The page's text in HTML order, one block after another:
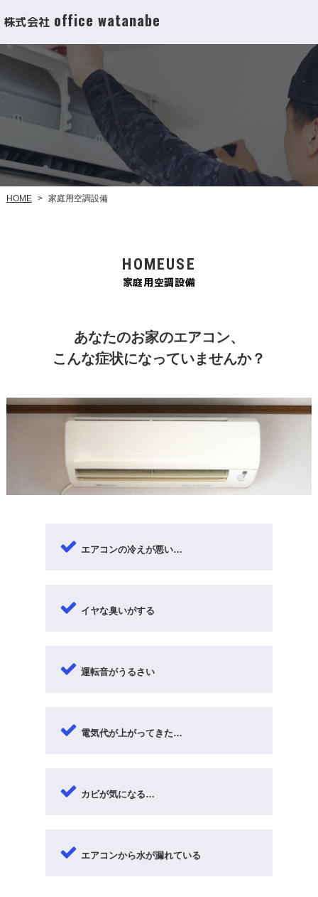
株式会社 office watanabe
HOME > 家庭用空調設備
HOMEUSE
家庭用空調設備
あなたのお家のエアコン、
​​​​​​​こんな症状になっていませんか？
エアコンの冷えが悪い…
イヤな臭いがする
運転音がうるさい
電気代が上がってきた…
カビが気になる…
エアコンから水が漏れている